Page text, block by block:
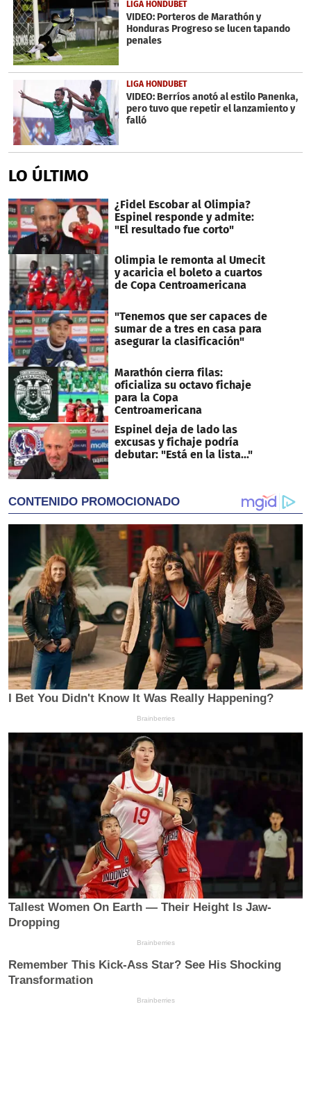
seconds
LIGA HONDUBET
VIDEO: Porteros de Marathón y
Honduras Progreso se lucen tapando
penales
LIGA HONDUBET
VIDEO: Berríos anotó al estilo Panenka,
pero tuvo que repetir el lanzamiento y
falló
LO ÚLTIMO
¿Fidel Escobar al Olimpia?
Espinel responde y admite:
"El resultado fue corto"
Olimpia le remonta al Umecit
y acaricia el boleto a cuartos
de Copa Centroamericana
"Tenemos que ser capaces de
sumar de a tres en casa para
asegurar la clasificación"
Marathón cierra filas:
oficializa su octavo fichaje
para la Copa
Centroamericana
Espinel deja de lado las
excusas y fichaje podría
debutar: "Está en la lista..."